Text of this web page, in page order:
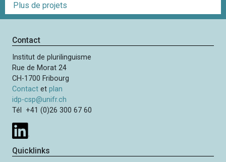
Plus de projets
Contact
Institut de plurilinguisme
Rue de Morat 24
CH-1700 Fribourg
Contact etplan
idp-csp@unifr.ch
Tél +41 (0)26 300 67 60
Quicklinks